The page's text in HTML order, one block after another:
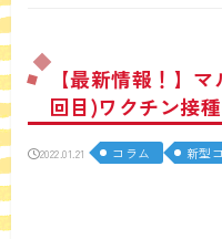
【最新情報！】
回目)ワクチン接種
2022.01.21 コラム 新型